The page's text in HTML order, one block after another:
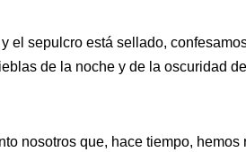
el sepulcro está sellado,
de la noche y de la oscuridad
nosotros que, hace tiempo, hemos